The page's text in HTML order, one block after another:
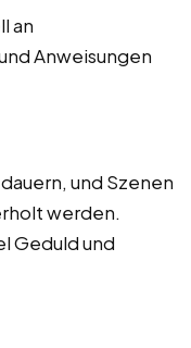
an
Anweisungen
und Szenen
werden.
Geduld und